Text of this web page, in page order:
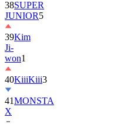
38SUPER
JUNIOR5
39Kim
Ji-
won1
40KiiiKiii3
41MONSTA
X